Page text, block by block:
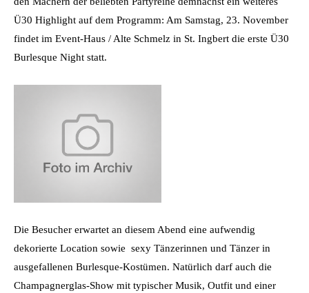
Ü30 Highlight auf dem Programm: Am Samstag, 23. November
findet im Event-Haus / Alte Schmelz in St. Ingbert die erste Ü30
Burlesque Night statt.
Die Besucher erwartet an diesem Abend eine aufwendig
dekorierte Location sowie sexy Tänzerinnen und Tänzer in
ausgefallenen Burlesque-Kostümen. Natürlich darf auch die
Champagnerglas-Show mit typischer Musik, Outfit und einer